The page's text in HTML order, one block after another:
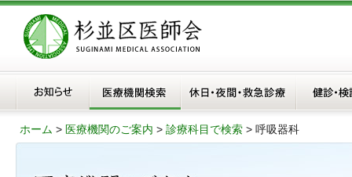
ホーム > 医療機関のご案内 > 診療科目で検索 > 呼吸器科